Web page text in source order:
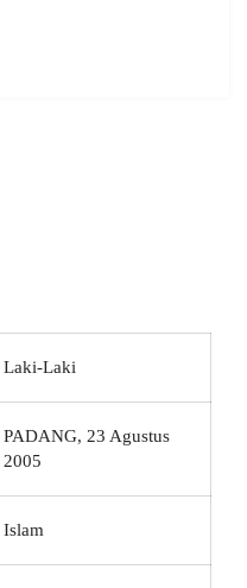
Laki-Laki
PADANG, 23 Agustus
2005
Islam